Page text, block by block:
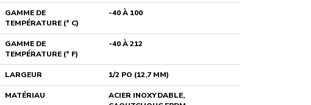
GAMME DE
TEMPÉRATURE (° C)
-40 À 100
GAMME DE
TEMPÉRATURE (° F)
-40 À 212
LARGEUR 1/2 PO (12,7 MM)
MATÉRIAU
ACIER INOXYDABLE,